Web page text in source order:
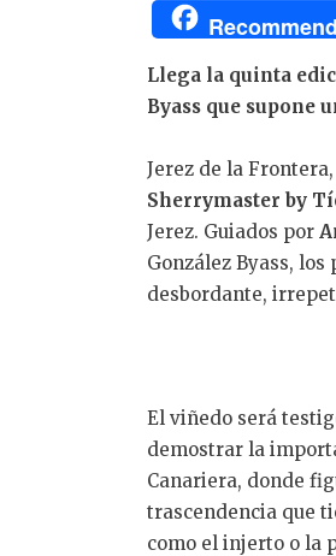
Recommend
Llega la quinta
Byass que supone
Jerez de la
Sherrymaster by
Jerez. Guiados por
González Byass,
desbordante,
El viñedo será
demostrar la
Canariera, donde
trascendencia que
como el injerto o la